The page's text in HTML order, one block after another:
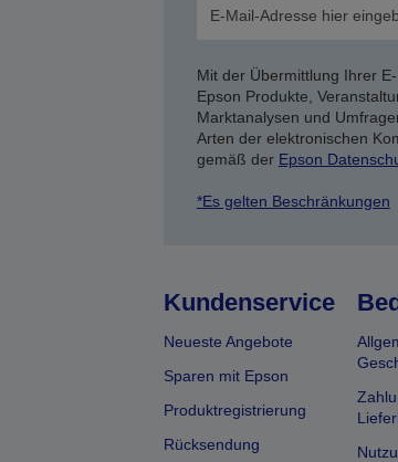
Mit der Übermittlung Ihrer
Epson Produkte,
Marktanalysen und
Arten der elektronischen
gemäß der Epson
*Es gelten Beschränkungen
Kundenservice
Neueste Angebote
Sparen mit Epson
Produktregistrierung
Rücksendung